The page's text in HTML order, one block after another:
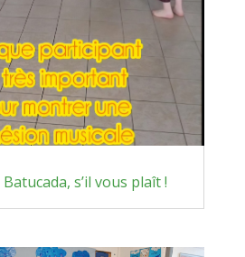
s’il vous plaît !